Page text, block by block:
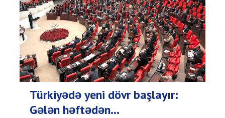
Türkiyədə yeni dövr başlayır:
Gələn həftədən...